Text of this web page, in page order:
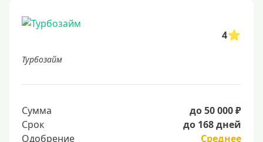
4
Турбозайм
Сумма
до 50 000 ₽
Срок
до 168 дней
Одобрение
Среднее